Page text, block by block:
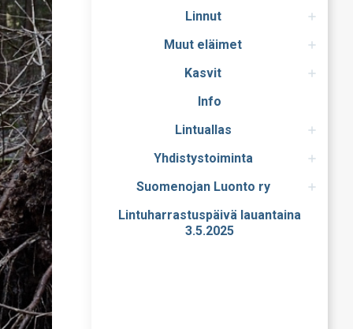
Linnut
Muut eläimet
Kasvit
Info
Lintuallas
Yhdistystoiminta
Suomenojan Luonto ry
Lintuharrastuspäivä lauantaina
3.5.2025